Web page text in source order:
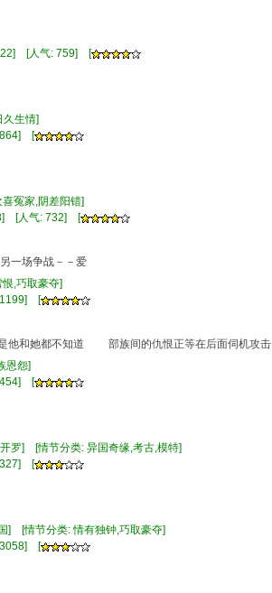
22] [人气: 759] [
久生情]
864] [
冤家,阴差阳错]
[人气: 732] [
一场争战－－爱
恨,巧取豪夺]
1199] [
她都不知道 部族间的仇恨正等在后面伺机攻击
恩怨]
454] [
开罗] [情节分类: 异国奇缘,考古,模特]
327] [
] [情节分类: 情有独钟,巧取豪夺]
3058] [